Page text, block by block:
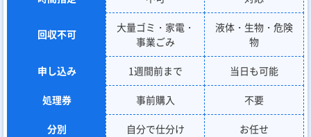
回収不可
大量ゴミ・家電・
事業ごみ
液体・生物・危険
物
申し込み 1週間前まで 当日も可能
処理券 事前購入 不要
分別 自分で仕分け お任せ